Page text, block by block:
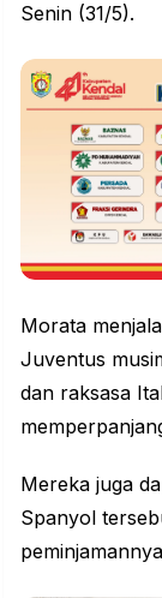
Senin (31/5).
Morata
Juventus
dan raksasa
Mereka juga
Spanyol